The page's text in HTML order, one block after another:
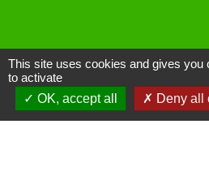
Liens
This site uses cookies and gives you
to activate
OK, accept all
Deny all